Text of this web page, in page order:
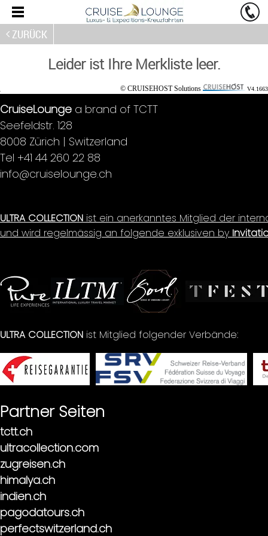
ZURÜCK
Leider ist Ihre Merkliste leer.
© CRUISEHOST Solutions V4.1663
CruiseLounge a brand of TCTT
Seefeldstr. 128
8008 Zürich | Switzerland
Tel +41 44 260 22 88
info@cruiselounge.ch
ULTRA COLLECTION ist ein anerkanntes Mitglied der
und wird regelmässig an folgende exklusiven by
ULTRA COLLECTION ist Mitglied folgender Verbände:
Partner Seiten
tctt.ch
ultracollection.com
zugreisen.ch
himalya.ch
indien.ch
pagodatours.ch
perfectswitzerland.ch